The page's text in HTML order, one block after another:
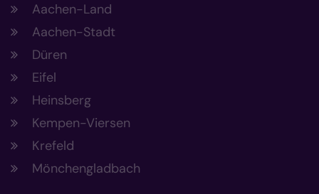
Aachen-Land
Aachen-Stadt
Düren
Eifel
Heinsberg
Kempen-Viersen
Krefeld
Mönchengladbach